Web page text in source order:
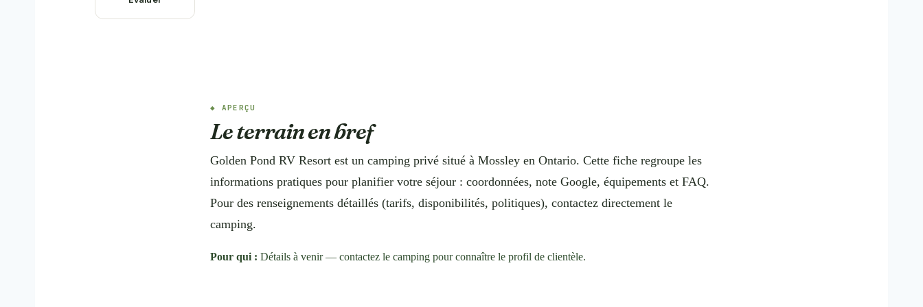
APERÇU
Le terrain en bref
Golden Pond RV Resort est un camping privé situé à Mossley en Ontario. Cette fiche regroupe les
informations pratiques pour planifier votre séjour : coordonnées, note Google, équipements et FAQ.
Pour des renseignements détaillés (tarifs, disponibilités, politiques), contactez directement le
camping.
Pour qui : Détails à venir — contactez le camping pour connaître le profil de clientèle.